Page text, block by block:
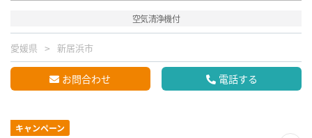
空気清浄機付
愛媛県 新居浜市
お問合わせ 電話する
キャンペーン